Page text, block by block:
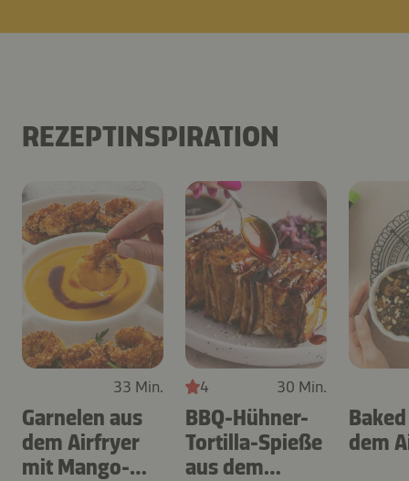
REZEPTINSPIRATION
33 Min.
Garnelen aus
dem Airfryer
mit Mango-
4 30 Min.
BBQ-Hühner-
Tortilla-Spieße
aus dem
dem